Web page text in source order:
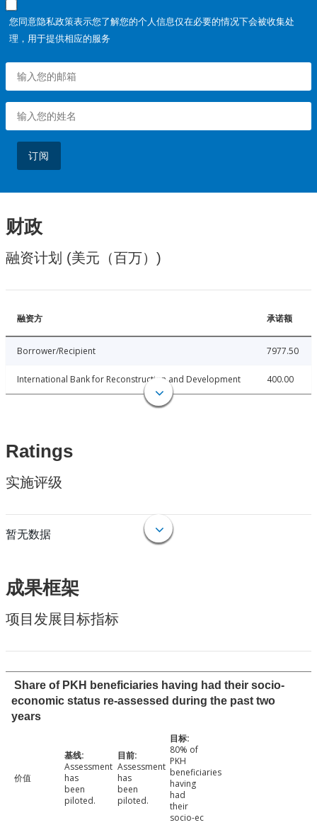
您同意隐私政策表示您了解您的个人信息仅在必要的情况下会被收集处
理，用于提供相应的服务
订阅
财政
融资计划 (美元（百万）)
融资方 承诺额
Borrower/Recipient 7977.50
International Bank for Reconstruction and Development 400.00
Ratings
实施评级
暂无数据
成果框架
项目发展目标指标
Share of PKH beneficiaries having had their socio-
economic status re-assessed during the past two
years
价值
Assessment
has
been
piloted.
Assessment
has
been
piloted.
80% of
PKH
beneficiaries
having
had
their
socio-ec